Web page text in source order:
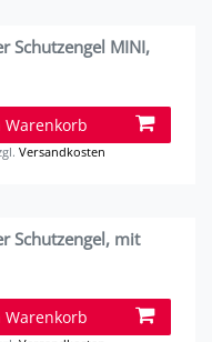
Schutzengel MINI,
Warenkorb
Versandkosten
Schutzengel, mit
Warenkorb